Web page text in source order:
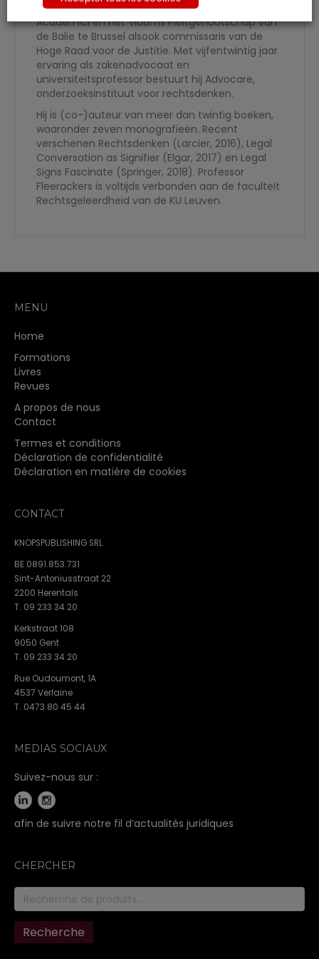
voorzitter van het Verbond der Vlaamse
Academici en het Vlaams Pleitgenootschap van
de Balie te Brussel alsook commissaris van de
Hoge Raad voor de Justitie. Met vijfentwintig jaar
ervaring als zakenadvocaat en
universiteitsprofessor bestuurt hij Advocare,
onderzoeksinstituut voor rechtsdenken.
Hij is (co-)auteur van meer dan twintig boeken,
waaronder zeven monografieën. Recent
verschenen Rechtsdenken (Larcier, 2016), Legal
Conversation as Signifier (Elgar, 2017) en Legal
Signs Fascinate (Springer, 2018). Professor
Fleerackers is voltijds verbonden aan de faculteit
Rechtsgeleerdheid van de KU Leuven.
MENU
Home
Formations
Livres
Revues
A propos de nous
Contact
Termes et conditions
Déclaration de confidentialité
Déclaration en matière de cookies
CONTACT
KNOPSPUBLISHING SRL
BE 0891.853.731
Sint-Antoniusstraat 22
2200 Herentals
T. 09 233 34 20
Kerkstraat 108
9050 Gent
T. 09 233 34 20
Rue Oudoumont, 1A
4537 Verlaine
T. 0473 80 45 44
MEDIAS SOCIAUX
Suivez-nous sur :
afin de suivre notre fil d’actualités juridiques
CHERCHER
Recherche
pour :
Recherche